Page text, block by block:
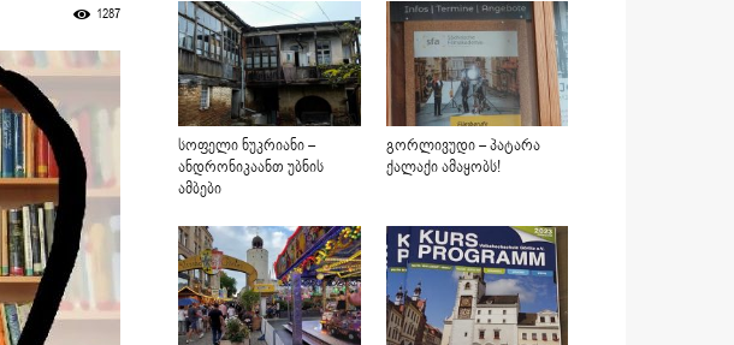
1287
სოფელი ნუკრიანი –
ანდრონიკაანთ უბნის
ამბები
გორლივუდი – პატარა
ქალაქი ამაყობს!